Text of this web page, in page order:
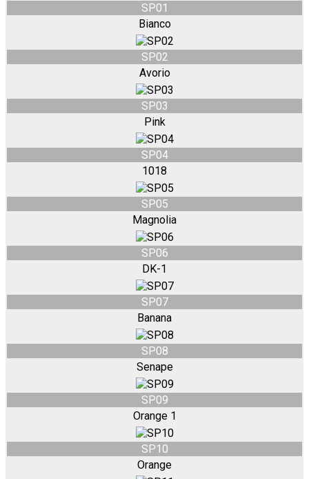
SP01
Bianco
SP02
Avorio
SP03
Pink
SP04
1018
SP05
Magnolia
SP06
DK-1
SP07
Banana
SP08
Senape
SP09
Orange 1
SP10
Orange